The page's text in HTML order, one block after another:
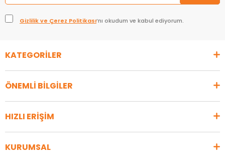
Gizlilik ve Çerez Politikası’nı okudum ve kabul ediyorum.
KATEGORİLER
ÖNEMLİ BİLGİLER
HIZLI ERİŞİM
KURUMSAL